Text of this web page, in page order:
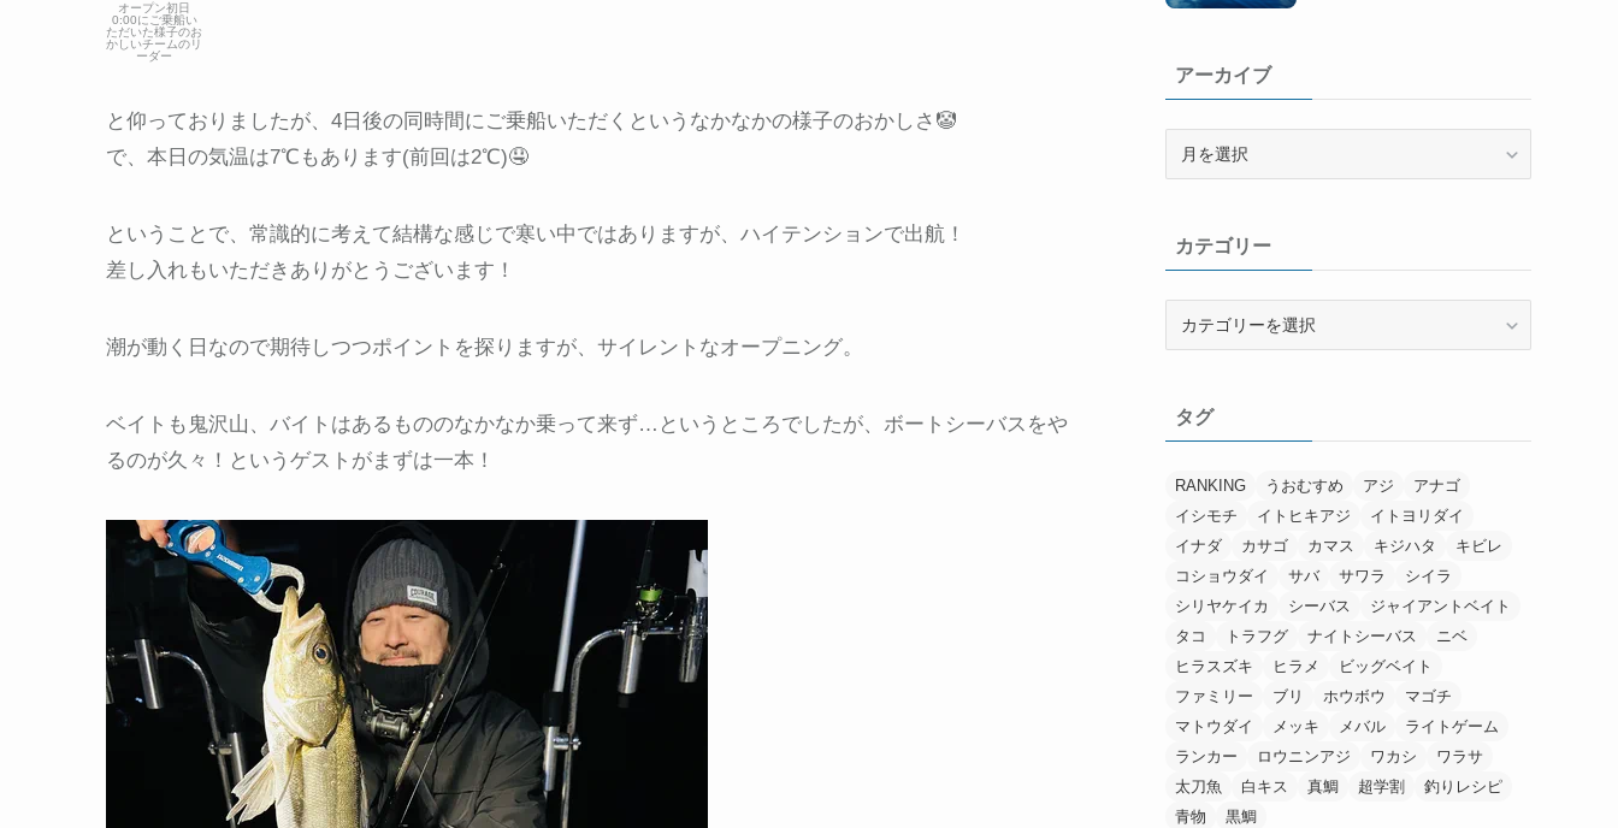
オープン初日
0:00にご乗船い
ただいた様子のお
かしいチームのリ
ーダー
と仰っておりましたが、4日後の同時間にご乗船いただくというなかなかの様子のおかしさ🤡
で、本日の気温は7℃もあります(前回は2℃)🤤
ということで、常識的に考えて結構な感じで寒い中ではありますが、ハイテンションで出航！
差し入れもいただきありがとうございます！
潮が動く日なので期待しつつポイントを探りますが、サイレントなオープニング。
ベイトも鬼沢山、バイトはあるもののなかなか乗って来ず…というところでしたが、ボートシーバスをや
るのが久々！というゲストがまずは一本！
アーカイブ
ブカテゴリー
ータグ
RANKING うおむすめ アジ
アナゴ
イシモチ
イトヒキアジ
イトヨリダイ
イナダ
カサゴ カマス キジハタ
キビレ
コショウダイ
サバ サワラ
シイラ
シリヤケイカ
シーバス
ジャイアントベイト
タコ
トラフグ ナイトシーバス
ニベ
ヒラスズキ
ヒラメ
ビッグベイト
ファミリー
ブリ ホウボウ
マゴチ
マトウダイ
メッキ メバル
ライトゲーム
ランカー
ロウニンアジ ワカシ
ワラサ
太刀魚
白キス 真鯛 超学割
釣りレシピ
青物
黒鯛